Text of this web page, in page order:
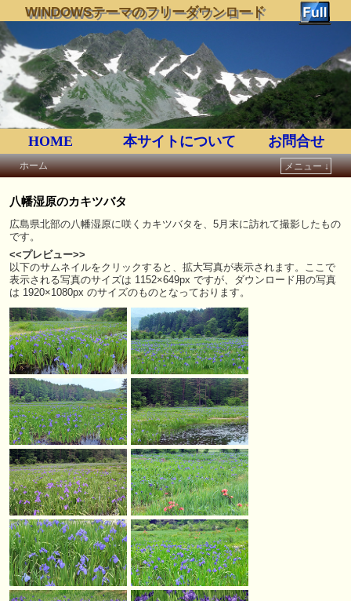
WINDOWSテーマのフリーダウンロード
HOME 本サイトについて お問合せ
ホーム
メニュー ↓
八幡湿原のカキツバタ
広島県北部の八幡湿原に咲くカキツバタを、5月末に訪れて撮影したもの
です。
<<プレビュー>>
以下のサムネイルをクリックすると、拡大写真が表示されます。ここで
表示される写真のサイズは 1152×649px ですが、ダウンロード用の写真
は 1920×1080px のサイズのものとなっております。